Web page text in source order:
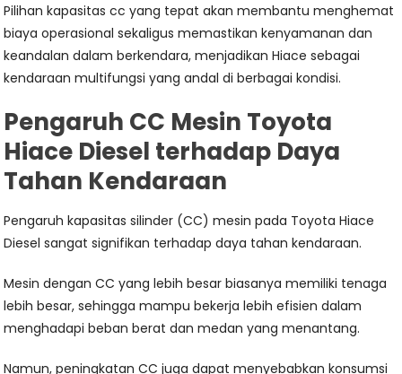
Pilihan kapasitas cc yang tepat akan membantu menghemat
biaya operasional sekaligus memastikan kenyamanan dan
keandalan dalam berkendara, menjadikan Hiace sebagai
kendaraan multifungsi yang andal di berbagai kondisi.
Pengaruh CC Mesin Toyota
Hiace Diesel terhadap Daya
Tahan Kendaraan
Pengaruh kapasitas silinder (CC) mesin pada Toyota Hiace
Diesel sangat signifikan terhadap daya tahan kendaraan.
Mesin dengan CC yang lebih besar biasanya memiliki tenaga
lebih besar, sehingga mampu bekerja lebih efisien dalam
menghadapi beban berat dan medan yang menantang.
Namun, peningkatan CC juga dapat menyebabkan konsumsi